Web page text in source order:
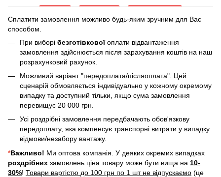
Сплатити замовлення можливо будь-яким зручним для Вас
способом.
При виборі безготівковоїоплати відвантаження
замовлення здійснюється після зарахування коштів на наш
розрахунковий рахунок.
Можливий варіант "передоплата/післяоплата". Цей
сценарій обмовляється індивідуально у кожному окремому
випадку та доступний тільки, якщо сума замовлення
перевищує 20 000 грн.
Усі роздрібні замовлення передбачають обов'язкову
передоплату, яка компенсує транспорні витрати у випадку
відмови/незабору вантажу.
*Важливо! Ми оптова компанія. У деяких окремих випадках
роздрібних замовлень ціна товару може бути вища на 10-
30%! Товари вартістю до 100 грн по 1 шт не відпускаємо (це